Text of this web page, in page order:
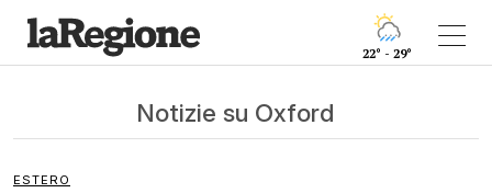
22° - 29°
Notizie su Oxford
ESTERO